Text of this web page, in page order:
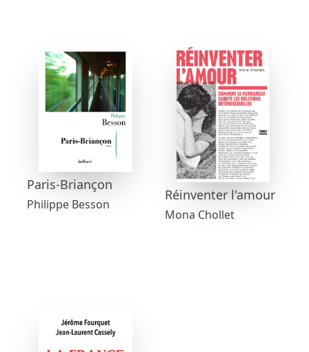
Paris-Briançon
Philippe Besson
Réinventer l'amour
Mona Chollet